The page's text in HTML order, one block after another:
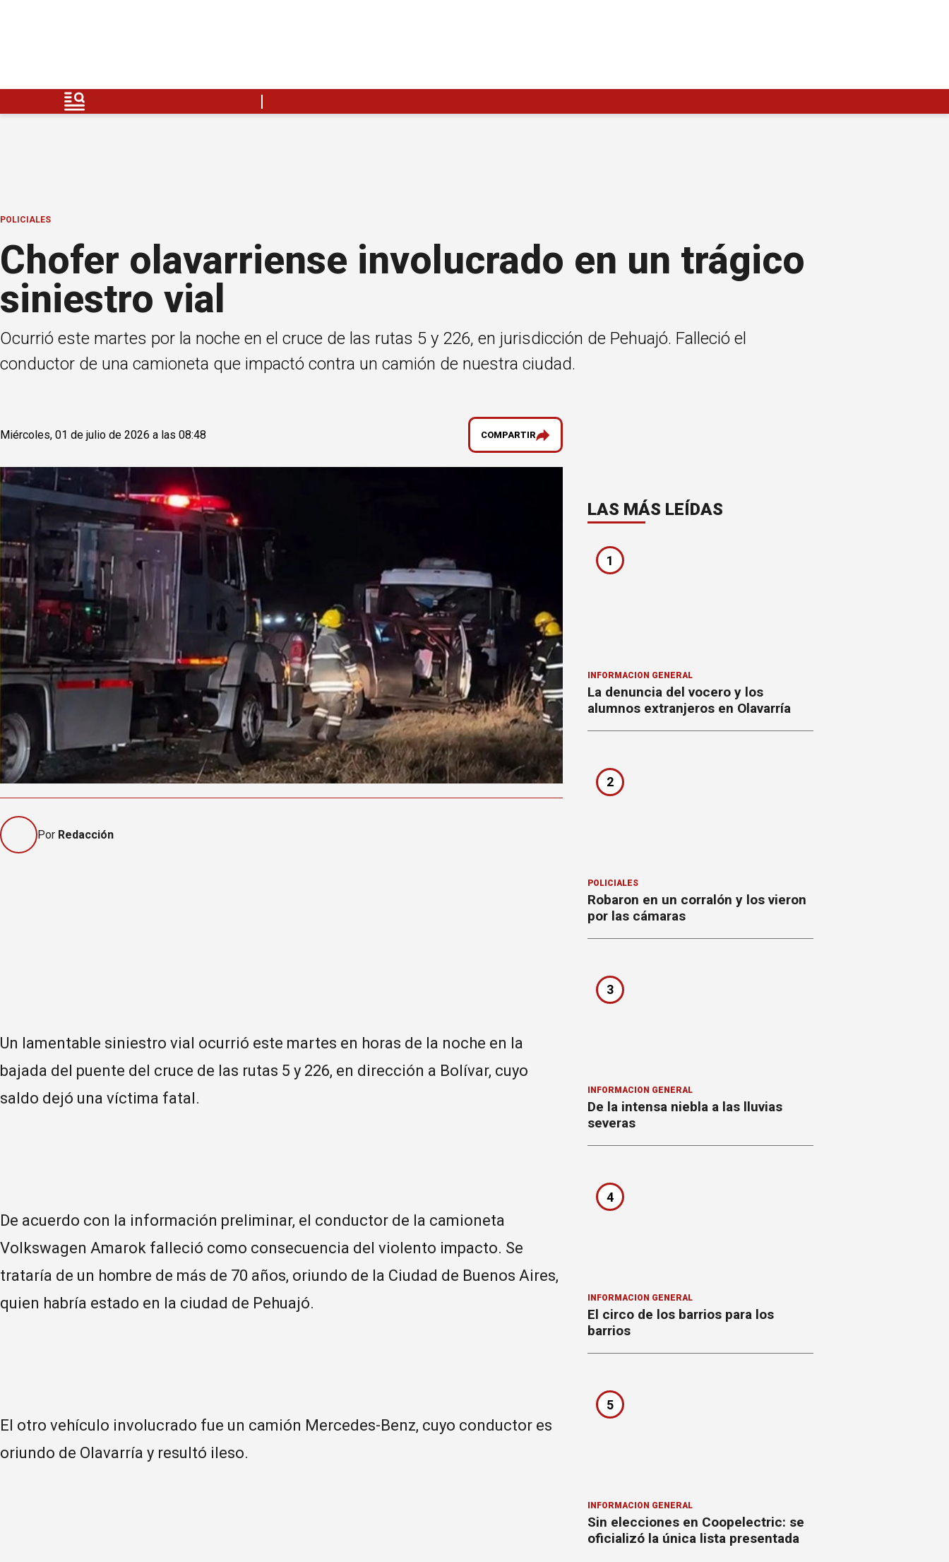
POLICIALES
Chofer olavarriense involucrado en un trágico
siniestro vial
Ocurrió este martes por la noche en el cruce de las rutas 5 y 226, en jurisdicción de Pehuajó. Falleció el
conductor de una camioneta que impactó contra un camión de nuestra ciudad.
Miércoles, 01 de julio de 2026 a las 08:48 COMPARTIR
Por Redacción
Un lamentable siniestro vial ocurrió este martes en horas de la noche en la
bajada del puente del cruce de las rutas 5 y 226, en dirección a Bolívar, cuyo
saldo dejó una víctima fatal.
De acuerdo con la información preliminar, el conductor de la camioneta
Volkswagen Amarok falleció como consecuencia del violento impacto. Se
trataría de un hombre de más de 70 años, oriundo de la Ciudad de Buenos Aires,
quien habría estado en la ciudad de Pehuajó.
El otro vehículo involucrado fue un camión Mercedes-Benz, cuyo conductor es
oriundo de Olavarría y resultó ileso.
LAS MÁS LEÍDAS
1
INFORMACION GENERAL
La denuncia del vocero y los
alumnos extranjeros en Olavarría
2
POLICIALES
Robaron en un corralón y los vieron
por las cámaras
3
INFORMACION GENERAL
De la intensa niebla a las lluvias
severas
4
INFORMACION GENERAL
El circo de los barrios para los
barrios
5
INFORMACION GENERAL
Sin elecciones en Coopelectric: se
oficializó la única lista presentada